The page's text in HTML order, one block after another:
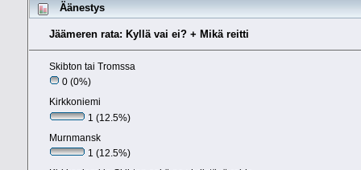
Äänestys
Jäämeren rata: Kyllä vai ei? + Mikä reitti
Skibton tai Tromssa
0 (0%)
Kirkkoniemi
1 (12.5%)
Murnmansk
1 (12.5%)